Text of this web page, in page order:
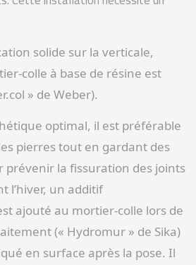
solide sur la verticale,
colle à base de résine est
» de Weber).
optimal, il est préférable
pierres tout en gardant des
prévenir la fissuration des joints
l’hiver, un additif
ajouté au mortier-colle lors de
(« Hydromur » de Sika)
en surface après la pose. Il